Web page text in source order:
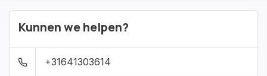
Kunnen we helpen?
+31641303614